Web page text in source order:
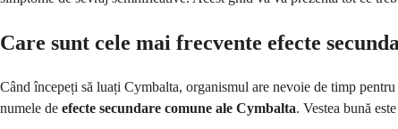
Care sunt cele mai frecvente efecte
Când începeți să luați Cymbalta, organismul are nevoie de timp
numele de efecte secundare comune ale Cymbalta. Vestea bună